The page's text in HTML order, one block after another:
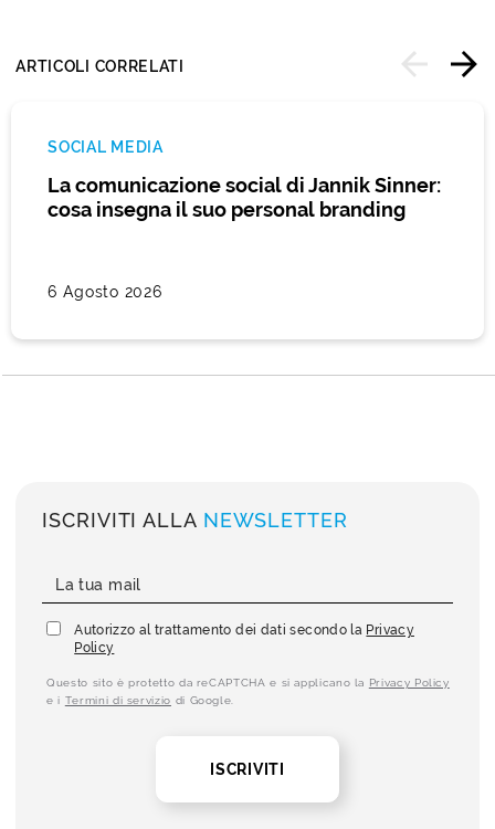
ARTICOLI CORRELATI
SOCIAL MEDIA
La comunicazione social di Jannik Sinner:
cosa insegna il suo personal branding
6 Agosto 2026
ISCRIVITI ALLA NEWSLETTER
Autorizzo al trattamento dei dati secondo la Privacy
Policy
Questo sito è protetto da reCAPTCHA e si applicano la Privacy Policy
e i Termini di servizio di Google.
ISCRIVITI